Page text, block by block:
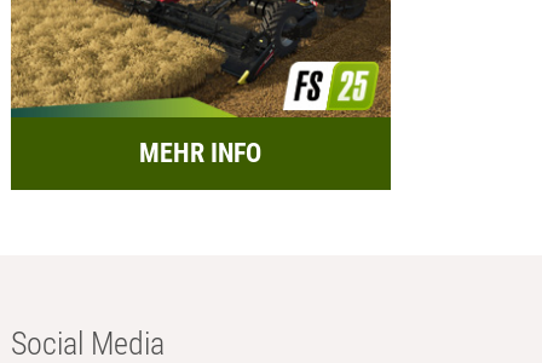
MEHR INFO
Social Media